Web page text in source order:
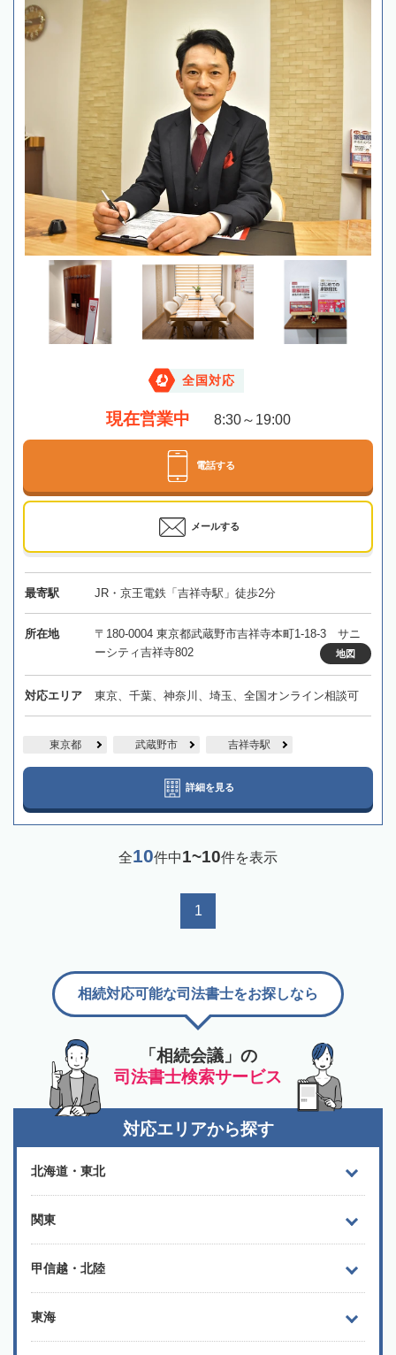
全国対応
現在営業中 8:30～19:00
電話する
メールする
最寄駅 JR・京王電鉄「吉祥寺駅」徒歩2分
所在地
〒180-0004 東京都武蔵野市吉祥寺本町1-18-3 サニ
ーシティ吉祥寺802
地図
対応エリア 東京、千葉、神奈川、埼玉、全国オンライン相談可
東京都 武蔵野市 吉祥寺駅
詳細を見る
全10件中1~10件を表示
1
「相続会議」の
司法書士検索サービス
相続対応可能な司法書士をお探しなら
対応エリアから探す
北海道・東北
関東
甲信越・北陸
東海